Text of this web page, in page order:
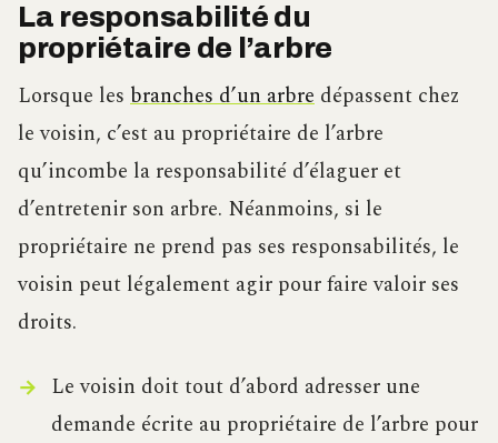
La responsabilité du
propriétaire de l’arbre
Lorsque les branches d’un arbre dépassent chez
le voisin, c’est au propriétaire de l’arbre
qu’incombe la responsabilité d’élaguer et
d’entretenir son arbre. Néanmoins, si le
propriétaire ne prend pas ses responsabilités, le
voisin peut légalement agir pour faire valoir ses
droits.
Le voisin doit tout d’abord adresser une
demande écrite au propriétaire de l’arbre pour